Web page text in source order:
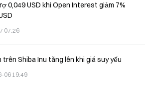
0,049 USD khi Open Interest giảm 7%
07:26
Shiba Inu tăng lên khi giá suy yếu
06 19:49